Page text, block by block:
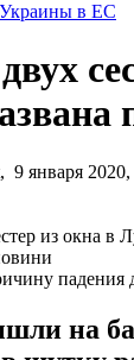
в ЕС
9 января
падения
на